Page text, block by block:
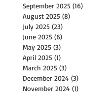
September 2025 (16)
August 2025 (8)
July 2025 (23)
June 2025 (6)
May 2025 (3)
April 2025 (1)
March 2025 (3)
December 2024 (3)
November 2024 (1)